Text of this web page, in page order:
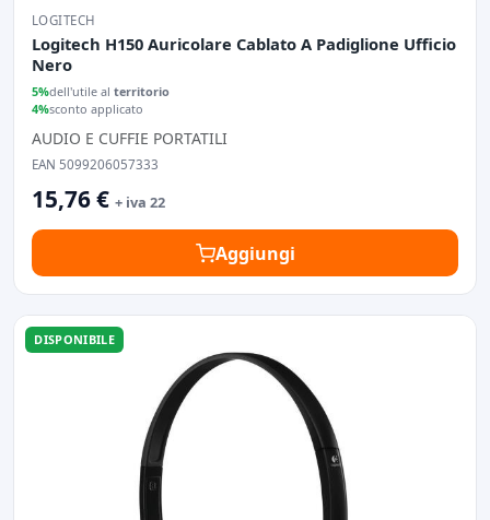
LOGITECH
Logitech H150 Auricolare Cablato A Padiglione Ufficio
Nero
5%dell'utile al territorio
4%sconto applicato
AUDIO E CUFFIE PORTATILI
EAN 5099206057333
15,76 € + iva 22
Aggiungi
DISPONIBILE